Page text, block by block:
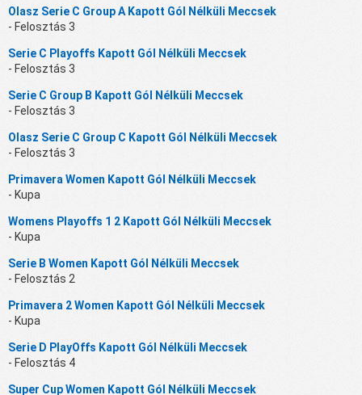
Olasz Serie C Group A Kapott Gól Nélküli Meccsek
- Felosztás 3
Serie C Playoffs Kapott Gól Nélküli Meccsek
- Felosztás 3
Serie C Group B Kapott Gól Nélküli Meccsek
- Felosztás 3
Olasz Serie C Group C Kapott Gól Nélküli Meccsek
- Felosztás 3
Primavera Women Kapott Gól Nélküli Meccsek
- Kupa
Womens Playoffs 1 2 Kapott Gól Nélküli Meccsek
- Kupa
Serie B Women Kapott Gól Nélküli Meccsek
- Felosztás 2
Primavera 2 Women Kapott Gól Nélküli Meccsek
- Kupa
Serie D PlayOffs Kapott Gól Nélküli Meccsek
- Felosztás 4
Super Cup Women Kapott Gól Nélküli Meccsek